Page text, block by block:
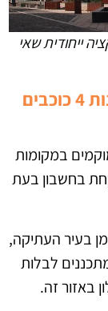
ייחודית שאי
בתי מלון מומלצים? רשימת מלונות 4 כוכבים
הממוקמים במקומות
בחשבון בעת
בעיר העתיקה,
לבלות
באזור זה.